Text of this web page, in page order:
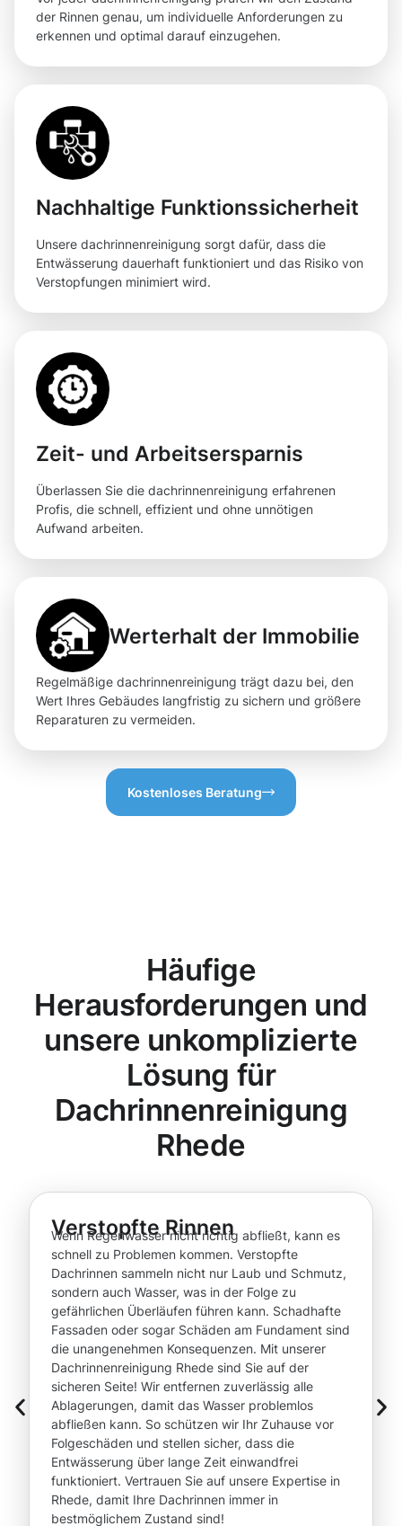
der Rinnen genau, um individuelle Anforderungen zu
erkennen und optimal darauf einzugehen.
Nachhaltige Funktionssicherheit
Unsere dachrinnenreinigung sorgt dafür, dass die
Entwässerung dauerhaft funktioniert und das Risiko von
Verstopfungen minimiert wird.
Zeit- und Arbeitsersparnis
Überlassen Sie die dachrinnenreinigung erfahrenen
Profis, die schnell, effizient und ohne unnötigen
Aufwand arbeiten.
Werterhalt der Immobilie
Regelmäßige dachrinnenreinigung trägt dazu bei, den
Wert Ihres Gebäudes langfristig zu sichern und größere
Reparaturen zu vermeiden.
Kostenloses Beratung
Häufige
Herausforderungen und
unsere unkomplizierte
Lösung für
Dachrinnenreinigung
Rhede
Verstopfte Rinnen
Wenn Regenwasser nicht richtig abfließt, kann es
schnell zu Problemen kommen. Verstopfte
Dachrinnen sammeln nicht nur Laub und Schmutz,
sondern auch Wasser, was in der Folge zu
gefährlichen Überläufen führen kann. Schadhafte
Fassaden oder sogar Schäden am Fundament sind
die unangenehmen Konsequenzen. Mit unserer
Dachrinnenreinigung Rhede sind Sie auf der
sicheren Seite! Wir entfernen zuverlässig alle
Ablagerungen, damit das Wasser problemlos
abfließen kann. So schützen wir Ihr Zuhause vor
Folgeschäden und stellen sicher, dass die
Entwässerung über lange Zeit einwandfrei
funktioniert. Vertrauen Sie auf unsere Expertise in
Rhede, damit Ihre Dachrinnen immer in
bestmöglichem Zustand sind!